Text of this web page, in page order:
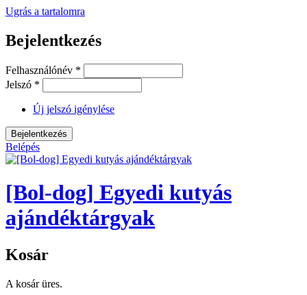
Ugrás a tartalomra
Bejelentkezés
Felhasználónév *
Jelszó *
Új jelszó igénylése
Belépés
[Bol-dog] Egyedi kutyás
ajándéktárgyak
Kosár
A kosár üres.